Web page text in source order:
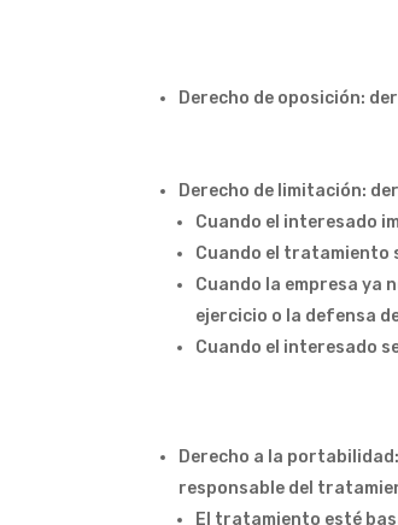
Derecho de oposición:
Derecho de limitación:
Cuando el interesado
Cuando el tratamiento
Cuando la empresa ya
ejercicio o la defensa
Cuando el interesado
Derecho a la
responsable del
El tratamiento esté